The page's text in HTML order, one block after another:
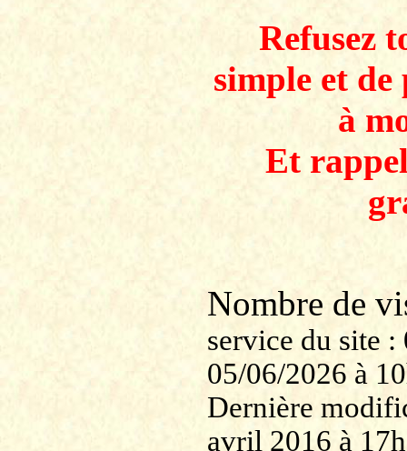
Refusez
simple et
à
Et
Nombre de
service du site
05/06/2026 à
Dernière
avril 2016 à